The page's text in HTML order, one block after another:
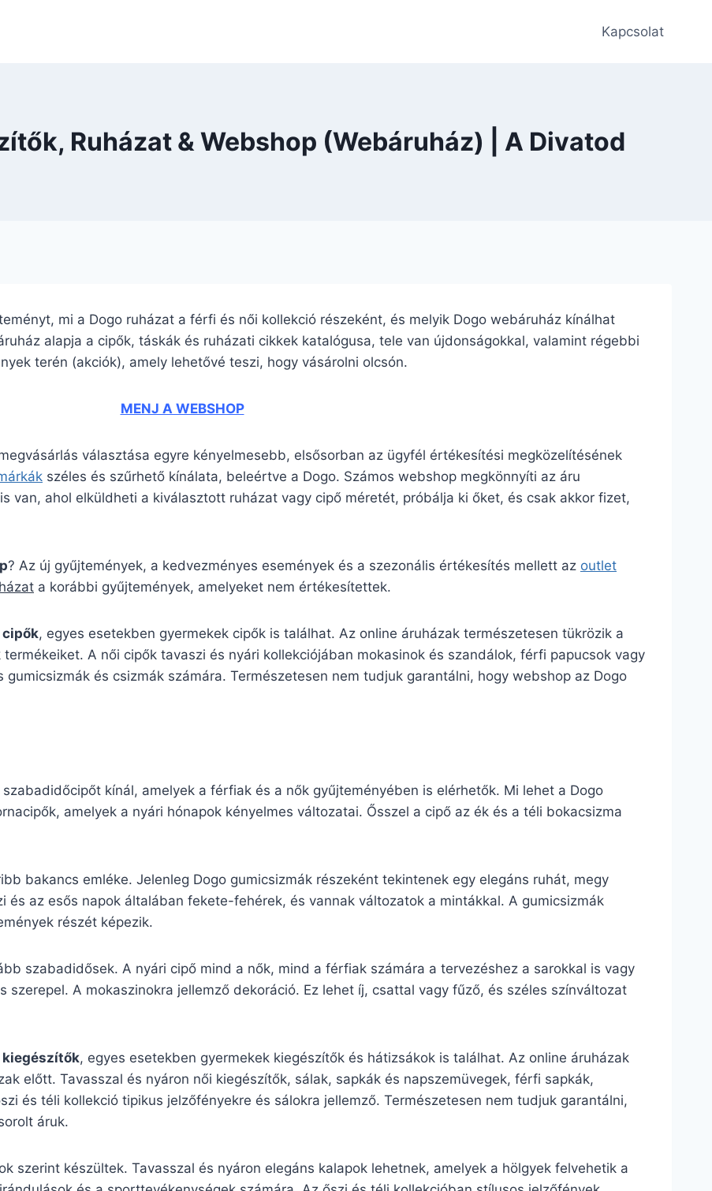
Kapcsolat
Ruházat & Webshop (Webáruház) | A Divatod
mi a Dogo ruházat a férfi és női kollekció részeként, és melyik Dogo webáruház kínálhat
alapja a cipők, táskák és ruházati cikkek katalógusa, tele van újdonságokkal, valamint régebbi
terén (akciók), amely lehetővé teszi, hogy vásárolni olcsón.
MENJ A WEBSHOP
választása egyre kényelmesebb, elsősorban az ügyfél értékesítési megközelítésének
széles és szűrhető kínálata, beleértve a Dogo. Számos webshop megkönnyíti az áru
van, ahol elküldheti a kiválasztott ruházat vagy cipő méretét, próbálja ki őket, és csak akkor fizet,
? Az új gyűjtemények, a kedvezményes események és a szezonális értékesítés mellett az outlet
a korábbi gyűjtemények, amelyeket nem értékesítettek.
cipők, egyes esetekben gyermekek cipők is találhat. Az online áruházak természetesen tükrözik a
A női cipők tavaszi és nyári kollekciójában mokasinok és szandálok, férfi papucsok vagy
és csizmák számára. Természetesen nem tudjuk garantálni, hogy webshop az Dogo
kínál, amelyek a férfiak és a nők gyűjteményében is elérhetők. Mi lehet a Dogo
amelyek a nyári hónapok kényelmes változatai. Ősszel a cipő az ék és a téli bokacsizma
bakancs emléke. Jelenleg Dogo gumicsizmák részeként tekintenek egy elegáns ruhát, megy
és az esős napok általában fekete-fehérek, és vannak változatok a mintákkal. A gumicsizmák
részét képezik.
szabadidősek. A nyári cipő mind a nők, mind a férfiak számára a tervezéshez a sarokkal is vagy
szerepel. A mokaszinokra jellemző dekoráció. Ez lehet íj, csattal vagy fűző, és széles színváltozat
kiegészítők, egyes esetekben gyermekek kiegészítők és hátizsákok is találhat. Az online áruházak
előtt. Tavasszal és nyáron női kiegészítők, sálak, sapkák és napszemüvegek, férfi sapkák,
és téli kollekció tipikus jelzőfényekre és sálokra jellemző. Természetesen nem tudjuk garantálni,
áruk.
szerint készültek. Tavasszal és nyáron elegáns kalapok lehetnek, amelyek a hölgyek felvehetik a